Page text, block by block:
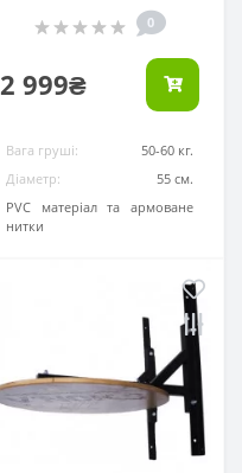
0
2 999₴
Вага груші:
50-60 кг.
Діаметр:
55 см.
Матеріал:
PVC матеріал та армоване
нитки